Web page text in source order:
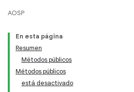
AOSP
En esta página
Resumen
Métodos públicos
Métodos públicos
está desactivado